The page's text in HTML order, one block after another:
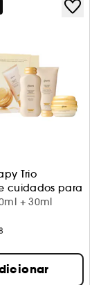
Trio
cuidados para o
+ 30ml